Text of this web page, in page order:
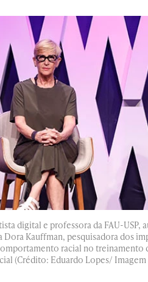
digital e professora da FAU-USP,
Dora Kauffman, pesquisadora dos
racial no
(Crédito: Eduardo Lopes/ Imagem